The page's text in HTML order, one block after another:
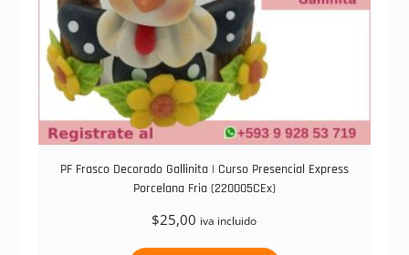
PF Frasco Decorado Gallinita | Curso Presencial Express
Porcelana Fria (220005CEx)
$25,00 iva incluido